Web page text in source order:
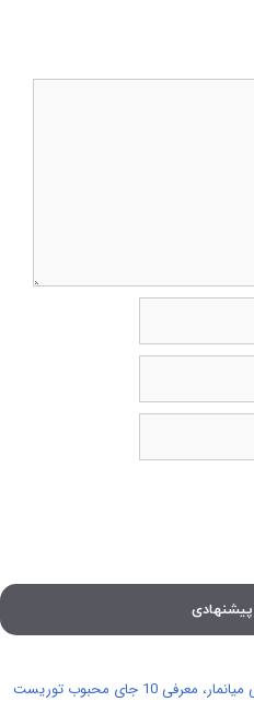
جاهای دیدنی میانمار، معرفی 10 جای محبوب توریست